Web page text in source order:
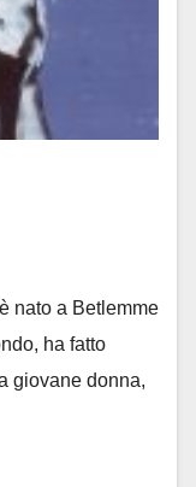
nato a Betlemme
ha fatto
giovane donna,